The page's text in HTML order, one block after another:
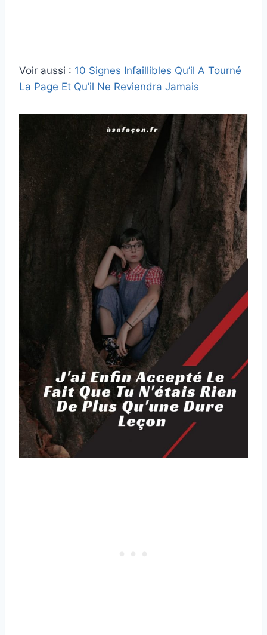
Voir aussi : 10 Signes Infaillibles Qu’il A Tourné
La Page Et Qu’il Ne Reviendra Jamais